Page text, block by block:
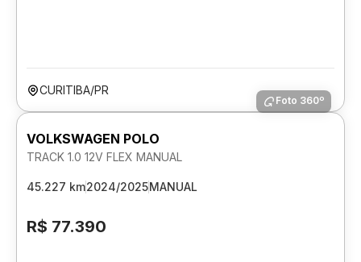
CURITIBA/PR
Foto 360º
VOLKSWAGEN POLO
TRACK 1.0 12V FLEX MANUAL
45.227 km2024/2025MANUAL
R$ 77.390